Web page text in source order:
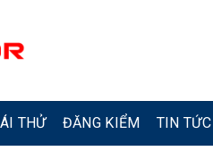
THỬ ĐĂNG KIỂM TIN TỨC